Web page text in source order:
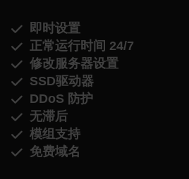
即时设置
正常运行时间 24/7
修改服务器设置
SSD驱动器
DDoS 防护
无滞后
模组支持
免费域名